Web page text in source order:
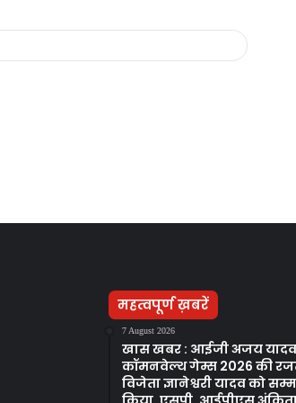
महत्वपूर्ण ख़बरें
7 August 2026
खास खबर : आईजी अजय
कॉमनवेल्थ गेम्स 2026 की
विजेता ज्ञानेश्वरी यादव को